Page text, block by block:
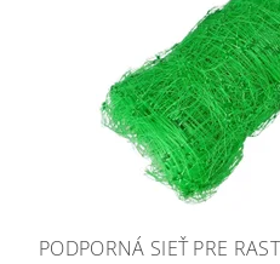
PODPORNÁ SIEŤ PRE